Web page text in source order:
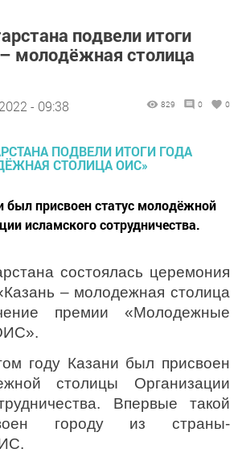
подвели итоги
молодёжная столица
- 09:38 829 0 0
был присвоен статус молодёжной
исламского сотрудничества.
состоялась церемония
– молодежная столица
премии «Молодежные
году Казани был присвоен
столицы Организации
Впервые такой
городу из страны-